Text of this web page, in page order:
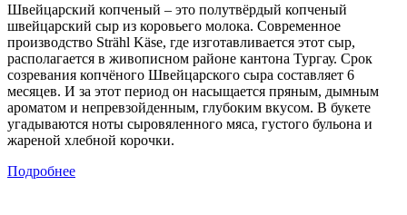
Швейцарский копченый – это полутвёрдый копченый
швейцарский сыр из коровьего молока. Современное
производство Strähl Käse, где изготавливается этот сыр,
располагается в живописном районе кантона Тургау. Срок
созревания копчёного Швейцарского сыра составляет 6
месяцев. И за этот период он насыщается пряным, дымным
ароматом и непревзойденным, глубоким вкусом. В букете
угадываются ноты сыровяленного мяса, густого бульона и
жареной хлебной корочки.
Подробнее